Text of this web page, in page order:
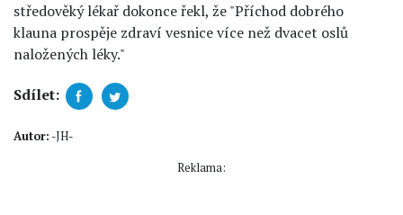
středověký lékař dokonce řekl, že "Příchod dobrého
klauna prospěje zdraví vesnice více než dvacet oslů
naložených léky."
Sdílet:
Autor: -JH-
Reklama: